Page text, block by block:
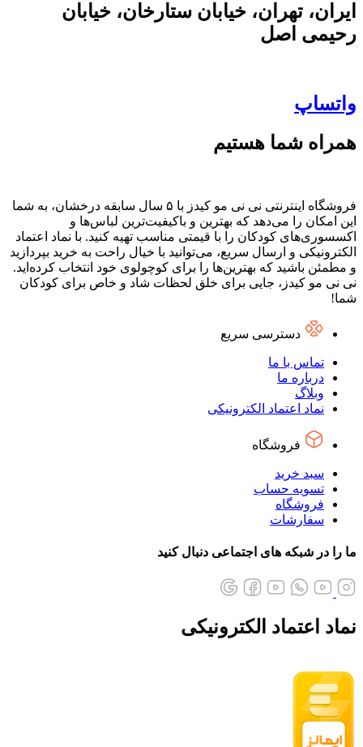
ایران، تهران، خیابان ستارخان، خیابان
رحیمی اصل
واتساپ
همراه شما هستیم
فروشگاه اینترنتی نی نی مو کیدز با ۵ سال سابقه درخشان، به شما
این امکان را می‌دهد که بهترین و باکیفیت‌ترین لباس‌ها و
اکسسوری‌های کودکان را با قیمتی مناسب تهیه کنید. با نماد اعتماد
الکترونیکی و ارسال سریع، می‌توانید با خیال راحت به خرید بپردازید
و مطمئن باشید که بهترین‌ها را برای کوچولوی خود انتخاب کرده‌اید.
نی نی مو کیدز، جایی برای خلق لحظات شاد و خاص برای کودکان
شما!
دسترسی سریع
تماس با ما
درباره ما
وبلاگ
نماد اعتماد الکترونیکی
فروشگاه
سبد خرید
تسویه حساب
فروشگاه
سفارشات
ما را در شبکه های اجتماعی دنبال کنید
نماد اعتماد الکترونیکی